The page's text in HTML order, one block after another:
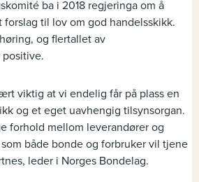
ba i 2018 regjeringa om å
til lov om god handelsskikk.
og flertallet av
positive.
viktig at vi endelig får på plass en
og et eget uavhengig tilsynsorgan.
forhold mellom leverandører og
både bonde og forbruker vil tjene
leder i Norges Bondelag.